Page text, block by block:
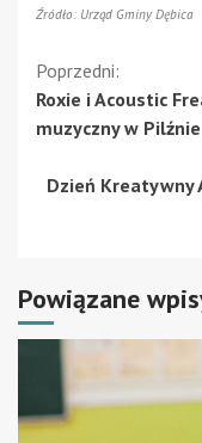
Źródło: Urząd Gminy Dębica
Kontynuuj
czytanie
Poprzedni:
Roxie i Acoustic
muzyczny w Pilźnie
Dzień Kreatywny
Powiązane